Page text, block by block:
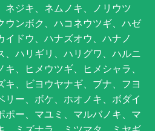
ネジキ、ネムノキ、ノリウツ
ウンボク、ハコネウツギ、ハゼ
イドウ、ハナズオウ、ハナノ
、ハリギリ、ハリグワ、ハルニ
、ヒメウツギ、ヒメシャラ、
キ、ビヨウヤナギ、ブナ、フヨ
リー、ボケ、ホオノキ、ボダイ
ポー、マユミ、マルバノキ、マ